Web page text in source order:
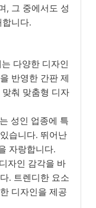
, 그 중에서도 성
니다.
다양한 디자인
반영한 간판 제
춰 맞춤형 디자
성인 업종에 특
습니다. 뛰어난
자랑합니다.
자인 감각을 바
. 트렌디한 요소
디자인을 제공